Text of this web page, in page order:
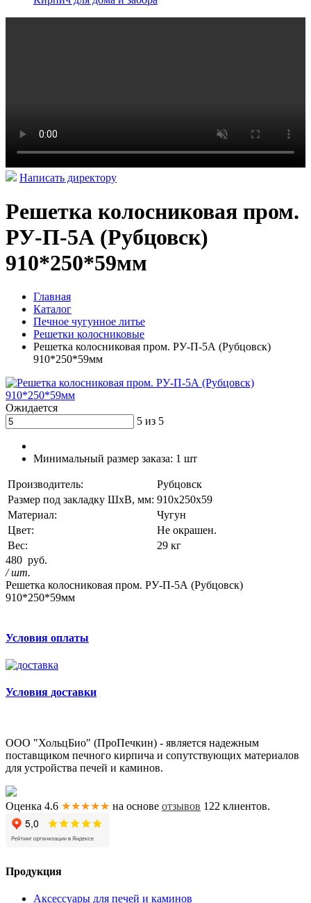
Написать директору
Решетка колосниковая пром.
РУ-П-5А (Рубцовск)
910*250*59мм
Главная
Каталог
Печное чугунное литье
Решетки колосниковые
Решетка колосниковая пром. РУ-П-5А (Рубцовск)
910*250*59мм
Ожидается
5 из 5
Минимальный размер заказа: 1 шт
Производитель:
Рубцовск
Размер под закладку ШхВ, мм: 910х250х59
Материал:
Чугун
Цвет:
Не окрашен.
Вес:
29 кг
480 руб.
/ шт.
Решетка колосниковая пром. РУ-П-5А (Рубцовск)
910*250*59мм
Условия оплаты
Условия доставки
ООО "ХольцБио" (ПроПечкин) - является надежным
поставщиком печного кирпича и сопутствующих материалов
для устройства печей и каминов.
Оценка 4.6 ★★★★★ на основе отзывов 122 клиентов.
Продукция
Аксессуары для печей и каминов